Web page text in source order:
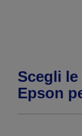
Scegli
Epson